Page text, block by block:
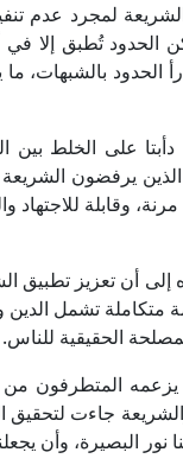
لمجرد عدم
الحدود تُطبق إلا
الحدود بالشبهات،
على الخلط بين
الذين يرفضون
وقابلة
إلى أن تعزيز
تشمل الدين
الحقيقية للناس.
يزعمه المتطرفون
جاءت لتحقيق
نور البصيرة، وأن